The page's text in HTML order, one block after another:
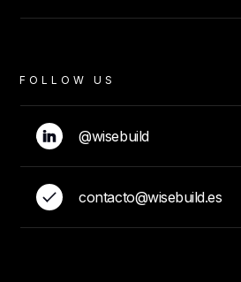
FOLLOW US
@wisebuild
contacto@wisebuild.es